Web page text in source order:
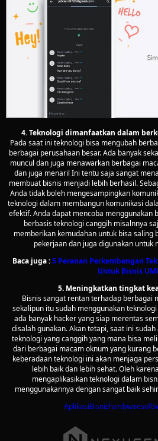
4. Teknologi dimanfaatkan dalam
Pada saat ini teknologi bisa mengubah
berbagai perusahaan besar. Ada banyak
muncul dan juga menawarkan berbagai
dan juga menaril Ini tentu saja sangat
membuat bisnis menjadi lebih berhasil.
Anda tidak boleh mengesampingkan
teknologi dalam membangun komunikasi
efektif. Anda dapat mencoba menggunakan
berbasis teknologi canggih misalnnya
memberikan kemudahan untuk bisa saling
pekerjaan dan juga digunakan untuk
Baca juga :5 Peranan Perkembangan
Untuk Bisnis
5. Meningkatkan tingkat
Bisnis sangat rentan terhadap berbagai
sekalipun itu sudah menggunakan
ada banyak hacker yang siap merentas
disalah gunakan. Akan tetapi, saat ini
teknologi yang canggih yang mana bisa
dari berbagai macam oknum yang kurang
keberadaan teknologi ini akan menjaga
lebih baik dan lebih sehat. Oleh
mengaplikasikan teknologi dalam
menggunakannya dengan sangat baik
AplikasiBisnishardware